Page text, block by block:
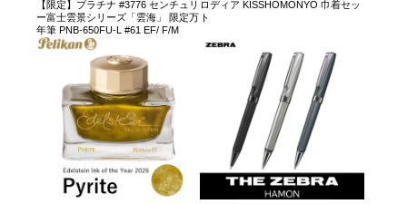
【限定】プラチナ #3776 センチュリ
ー富士雲景シリーズ「雲海」 限定万
年筆 PNB-650FU-L #61 EF/ F/M
ロディア KISSHOMONYO 巾着セッ
ト